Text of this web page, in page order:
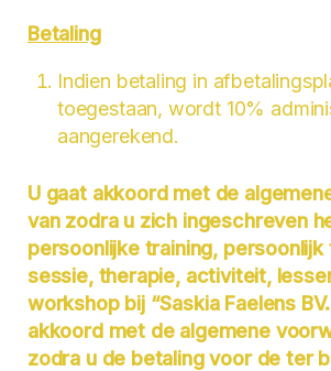
Betaling
Indien betaling in
toegestaan, wordt 10%
aangerekend.
U gaat akkoord met de
van zodra u zich ingeschreven
persoonlijke training,
sessie, therapie, activiteit,
workshop bij “Saskia Faelens
akkoord met de algemene
zodra u de betaling voor de ter